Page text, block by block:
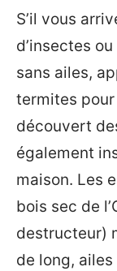
S’il vous
d’insectes
sans ailes,
termites
découvert
également
maison. Les
bois sec de
destructeur)
de long,